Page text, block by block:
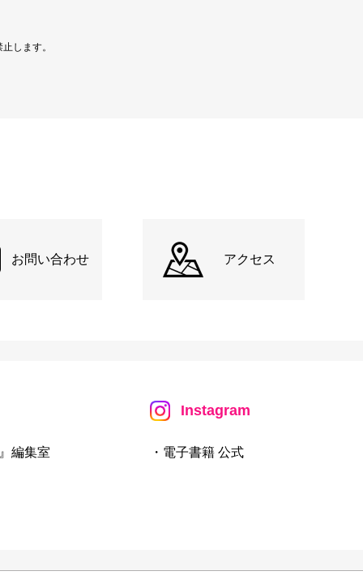
します。
お問い合わせ アクセス
編集室
Instagram
・電子書籍 公式